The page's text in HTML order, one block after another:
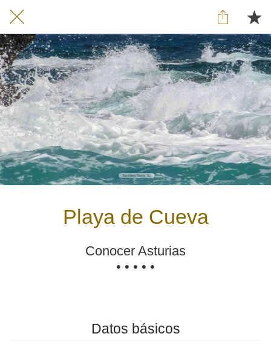
Playa de Cueva
Conocer Asturias
• • • • •
Datos básicos